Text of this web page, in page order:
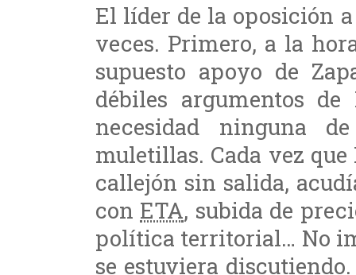
El líder de la oposición
veces. Primero, a la
supuesto apoyo de
débiles argumentos
necesidad ninguna
muletillas. Cada vez
callejón sin salida,
con ETA, subida de
política territorial… No
se estuviera